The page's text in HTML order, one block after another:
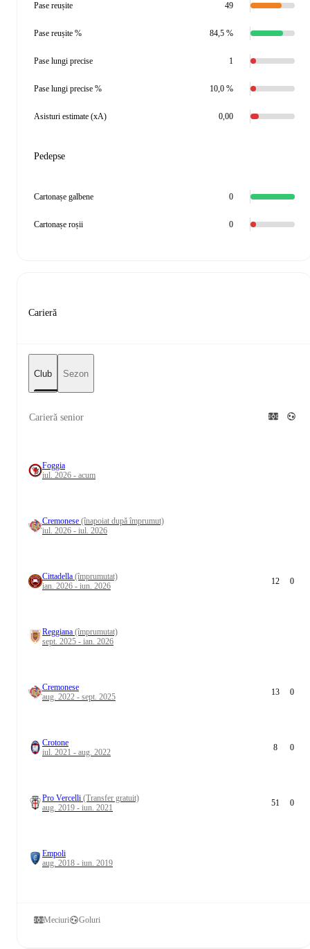
Pase reușite 49
Pase reușite % 84,5 %
Pase lungi precise 1
Pase lungi precise % 10,0 %
Asisturi estimate (xA) 0,00
Pedepse
Cartonașe galbene 0
Cartonașe roșii 0
Carieră
Club Sezon
Carieră senior
Foggia
iul. 2026 - acum
Cremonese (înapoiat după împrumut)
iul. 2026 - iul. 2026
Cittadella (împrumutat)
ian. 2026 - iun. 2026
12 0
Reggiana (împrumutat)
sept. 2025 - ian. 2026
Cremonese
aug. 2022 - sept. 2025
13 0
Crotone
iul. 2021 - aug. 2022
8 0
Pro Vercelli (Transfer gratuit)
aug. 2019 - iun. 2021
51 0
Empoli
aug. 2018 - iun. 2019
Meciuri Goluri